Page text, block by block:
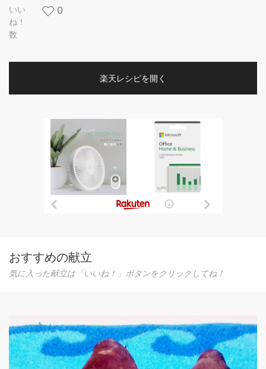
いい
ね！
数
0
楽天レシピを開く
おすすめの献立
気に入った献立は「いいね！」ボタンをクリックしてね！
新玉ねぎたっぷりの和風ハンバーグ♪
からし醤油でも、大葉おろしポン酢でも♪卵不使用&